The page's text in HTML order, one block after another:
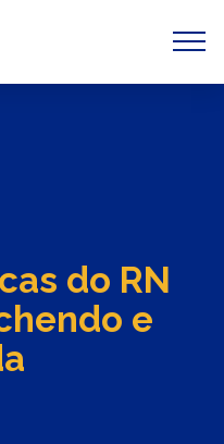
Next
do RN
e